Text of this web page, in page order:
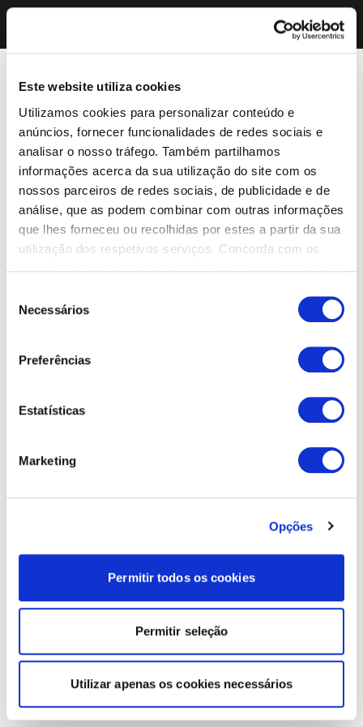
Este website utiliza cookies
Utilizamos cookies para personalizar conteúdo e
anúncios, fornecer funcionalidades de redes sociais e
analisar o nosso tráfego. Também partilhamos
informações acerca da sua utilização do site com os
nossos parceiros de redes sociais, de publicidade e de
análise, que as podem combinar com outras informações
que lhes forneceu ou recolhidas por estes a partir da sua
utilização dos respetivos serviços. Concorda com os
Necessários
Preferências
Estatísticas
Marketing
Opções
Permitir todos os cookies
Permitir seleção
Utilizar apenas os cookies necessários